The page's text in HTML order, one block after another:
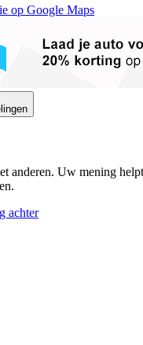
anderen. Uw mening
achter